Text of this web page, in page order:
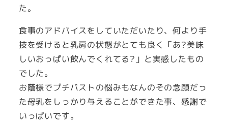
た。
食事のアドバイスをしていただいたり、何より手
技を受けると乳房の状態がとても良く「あ?美味
しいおっぱい飲んでくれてる?」と実感したもの
でした。
お蔭様でプチバストの悩みもなんのその念願だっ
た母乳をしっかり与えることができた事、感謝で
いっぱいです。